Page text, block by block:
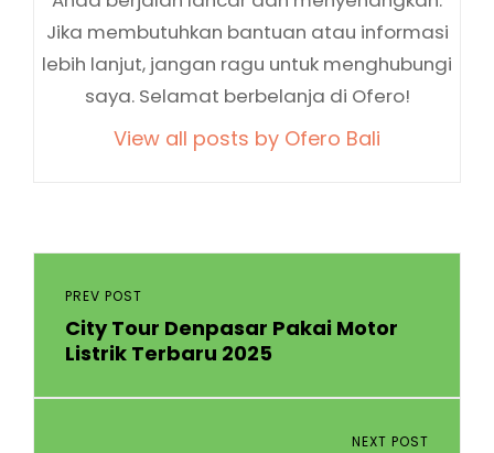
Jika membutuhkan bantuan atau informasi
lebih lanjut, jangan ragu untuk menghubungi
saya. Selamat berbelanja di Ofero!
View all posts by Ofero Bali
pos
Previous
Post
PREV POST
City Tour Denpasar Pakai Motor
Listrik Terbaru 2025
NEXT POST